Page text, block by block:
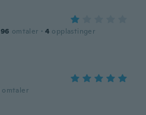
96 omtaler · 4 opplastinger
omtaler